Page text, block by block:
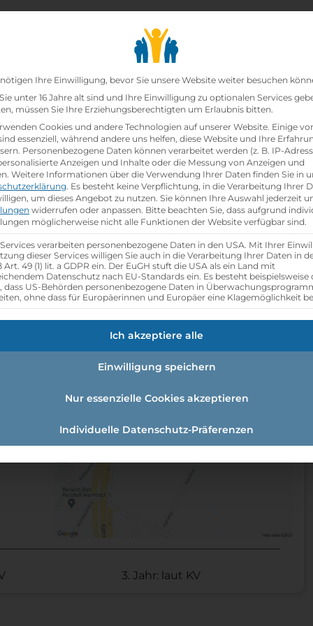
Lehrbetriebesearch
(m/w/d)
/-mann (m/w/d)
Referenznummer: a3be2df1
location_on Ausbildungsstandort:
Triglavstraße 75
9500 Villach,Kärnten
3. Jahr: laut KV
Datenschutz-
Ihre Einwilligung, bevor Sie unsere Website weiter besuchen
unter 16 Jahre alt sind und Ihre Einwilligung zu optionalen Services
müssen Sie Ihre Erziehungsberechtigten um Erlaubnis bitten.
Cookies und andere Technologien auf unserer Website. Einige
essenziell, während andere uns helfen, diese Website und Ihre
Personenbezogene Daten können verarbeitet werden (z. B. IP-
Anzeigen und Inhalte oder die Messung von Anzeigen und
Weitere Informationen über die Verwendung Ihrer Daten finden Sie in
. Es besteht keine Verpflichtung, in die Verarbeitung Ihrer
um dieses Angebot zu nutzen. Sie können Ihre Auswahl jederzeit
widerrufen oder anpassen. Bitte beachten Sie, dass aufgrund
möglicherweise nicht alle Funktionen der Website verfügbar sind.
verarbeiten personenbezogene Daten in den USA. Mit Ihrer
dieser Services willigen Sie auch in die Verarbeitung Ihrer Daten in
Art. 49 (1) lit. a GDPR ein. Der EuGH stuft die USA als ein Land mit
Datenschutz nach EU-Standards ein. Es besteht beispielsweise
dass US-Behörden personenbezogene Daten in
ohne dass für Europäerinnen und Europäer eine Klagemöglichkeit
Ich akzeptiere alle
Einwilligung speichern
Nur essenzielle Cookies akzeptieren
Individuelle Datenschutz-Präferenzen